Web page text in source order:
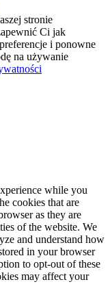
stronie
Ci jak
i ponowne
na używanie
while you
cookies that are
as they are
of the website. We
and understand how
in your browser
to opt-out of these
may affect your